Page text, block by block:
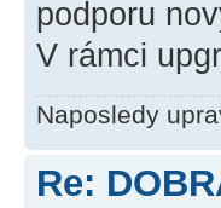
podporu
V rámci
Naposledy
Re: